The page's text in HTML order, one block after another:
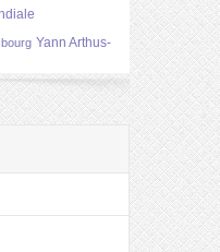
Yann Arthus-